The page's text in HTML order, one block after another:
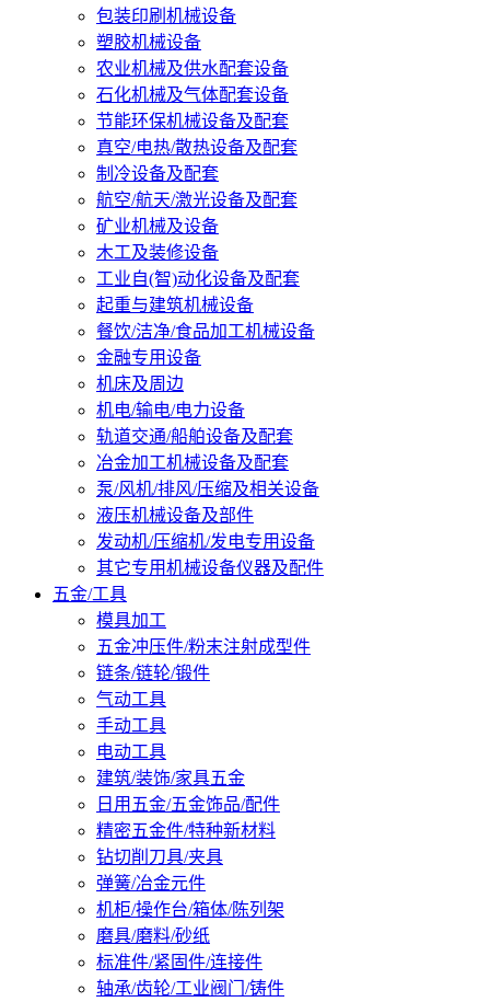
包装印刷机械设备
塑胶机械设备
农业机械及供水配套设备
石化机械及气体配套设备
节能环保机械设备及配套
真空/电热/散热设备及配套
制冷设备及配套
航空/航天/激光设备及配套
矿业机械及设备
木工及装修设备
工业自(智)动化设备及配套
起重与建筑机械设备
餐饮/洁净/食品加工机械设备
金融专用设备
机床及周边
机电/输电/电力设备
轨道交通/船舶设备及配套
冶金加工机械设备及配套
泵/风机/排风/压缩及相关设备
液压机械设备及部件
发动机/压缩机/发电专用设备
其它专用机械设备仪器及配件
五金/工具
模具加工
五金冲压件/粉末注射成型件
链条/链轮/锻件
气动工具
手动工具
电动工具
建筑/装饰/家具五金
日用五金/五金饰品/配件
精密五金件/特种新材料
钻切削刀具/夹具
弹簧/冶金元件
机柜/操作台/箱体/陈列架
磨具/磨料/砂纸
标准件/紧固件/连接件
轴承/齿轮/工业阀门/铸件